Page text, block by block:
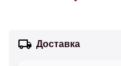
Доставка